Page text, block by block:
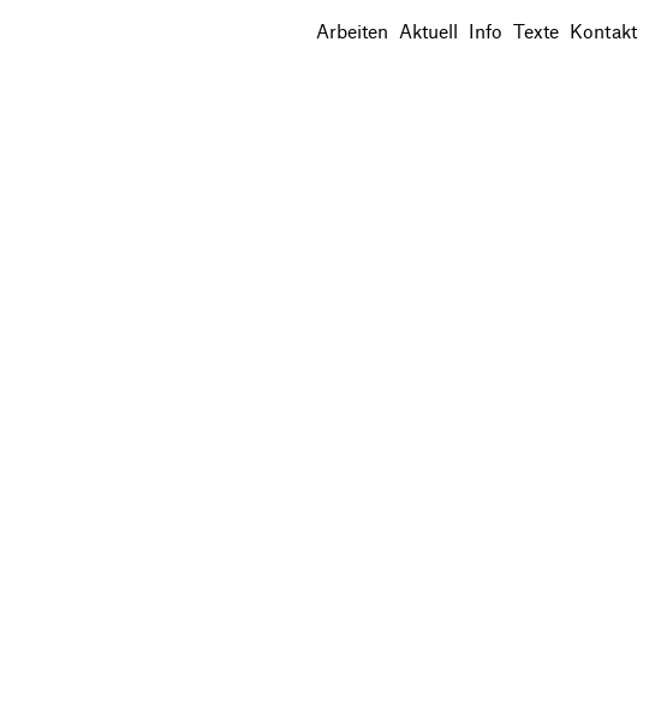
Arbeiten Aktuell Info Texte Kontakt